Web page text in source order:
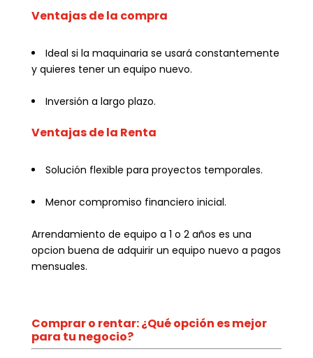
Ventajas de la compra
Ideal si la maquinaria se usará constantemente
y quieres tener un equipo nuevo.
Inversión a largo plazo.
Ventajas de la Renta
Solución flexible para proyectos temporales.
Menor compromiso financiero inicial.
Arrendamiento de equipo a 1 o 2 años es una
opcion buena de adquirir un equipo nuevo a pagos
mensuales.
Comprar o rentar: ¿Qué opción es mejor
para tu negocio?